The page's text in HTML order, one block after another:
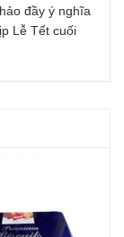
đầy ý nghĩa
Lễ Tết cuối